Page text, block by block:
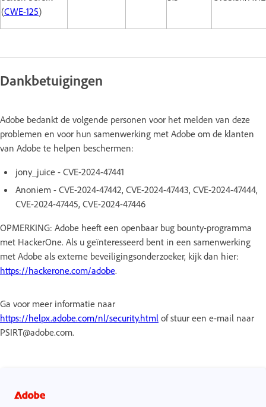
(CWE-125)
Dankbetuigingen
Adobe bedankt de volgende personen voor het melden van deze
problemen en voor hun samenwerking met Adobe om de klanten
van Adobe te helpen beschermen:
jony_juice - CVE-2024-47441
Anoniem - CVE-2024-47442, CVE-2024-47443, CVE-2024-47444,
CVE-2024-47445, CVE-2024-47446
OPMERKING: Adobe heeft een openbaar bug bounty-programma
met HackerOne. Als u geïnteresseerd bent in een samenwerking
met Adobe als externe beveiligingsonderzoeker, kijk dan hier:
https://hackerone.com/adobe.
Ga voor meer informatie naar
https://helpx.adobe.com/nl/security.html of stuur een e-mail naar
PSIRT@adobe.com.